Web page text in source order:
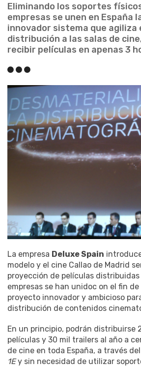
Eliminando los soportes
empresas se unen en España
innovador sistema que agiliza
distribución a las salas de
recibir películas en apenas 3
La empresa Deluxe Spain
modelo y el cine Callao de Madrid
proyección de películas
empresas se han unidoc on el fin
proyecto innovador y ambicioso
distribución de contenidos
En un principio, podrán distribuirse
películas y 30 mil trailers al año a
de cine en toda España, a través
1Ey sin necesidad de utilizar